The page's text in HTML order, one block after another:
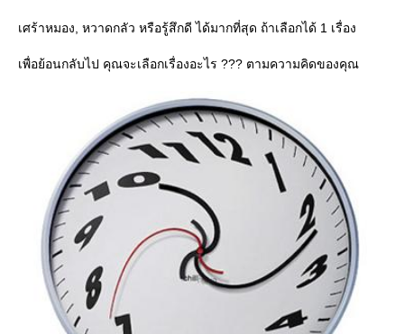
เศร้าหมอง, หวาดกลัว หรือรู้สึกดี ได้มากที่สุด ถ้าเลือกได้ 1 เรื่อง
เพื่อย้อนกลับไป คุณจะเลือกเรื่องอะไร ??? ตามความคิดของคุณ